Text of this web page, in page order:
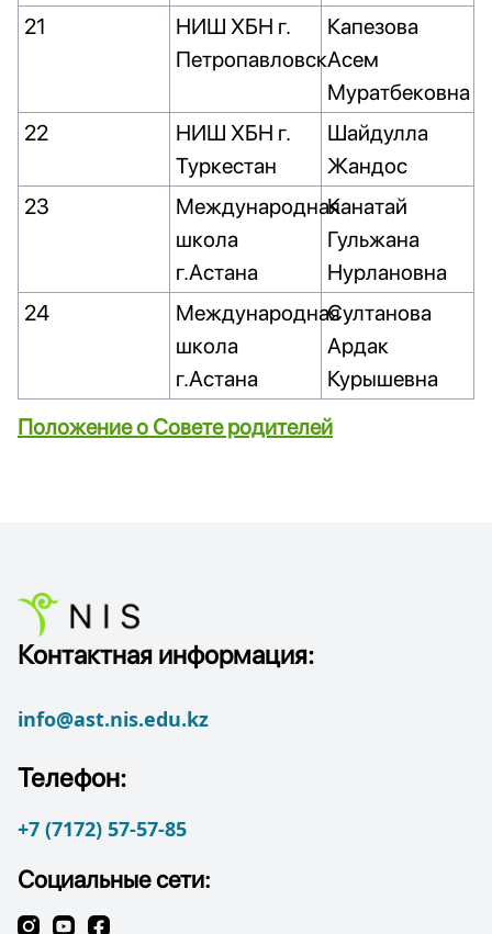
21
НИШ ХБН г.
Петропавловск
Капезова
Асем
Муратбековна
22
НИШ ХБН г.
Туркестан
Шайдулла
Жандос
23
Международная
школа
г.Астана
Канатай
Гульжана
Нурлановна
24
Международная
школа
г.Астана
Султанова
Ардак
Курышевна
Положение о Совете родителей
Контактная информация:
info@ast.nis.edu.kz
Телефон:
+7 (7172) 57-57-85
Социальные сети: